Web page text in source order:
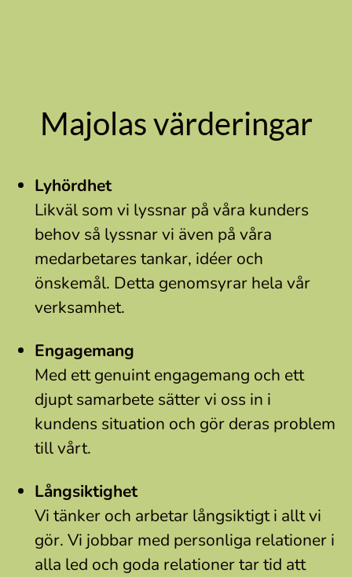
Majolas värderingar
Lyhördhet
Likväl som vi lyssnar på våra kunders
behov så lyssnar vi även på våra
medarbetares tankar, idéer och
önskemål. Detta genomsyrar hela vår
verksamhet.
Engagemang
Med ett genuint engagemang och ett
djupt samarbete sätter vi oss in i
kundens situation och gör deras problem
till vårt.
Långsiktighet
Vi tänker och arbetar långsiktigt i allt vi
gör. Vi jobbar med personliga relationer i
alla led och goda relationer tar tid att